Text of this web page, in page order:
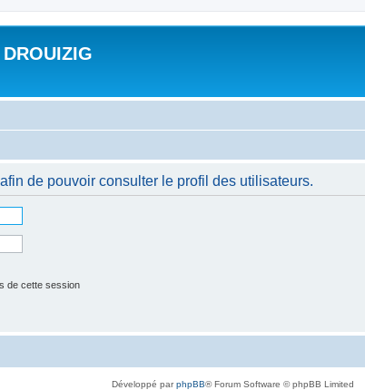
de pouvoir consulter le profil des utilisateurs.
de cette session
Développé parphpBB® Forum Software © phpBB Limited